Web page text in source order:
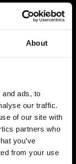
About
ads, to
our traffic.
of our site with
partners who
you’ve
from your use